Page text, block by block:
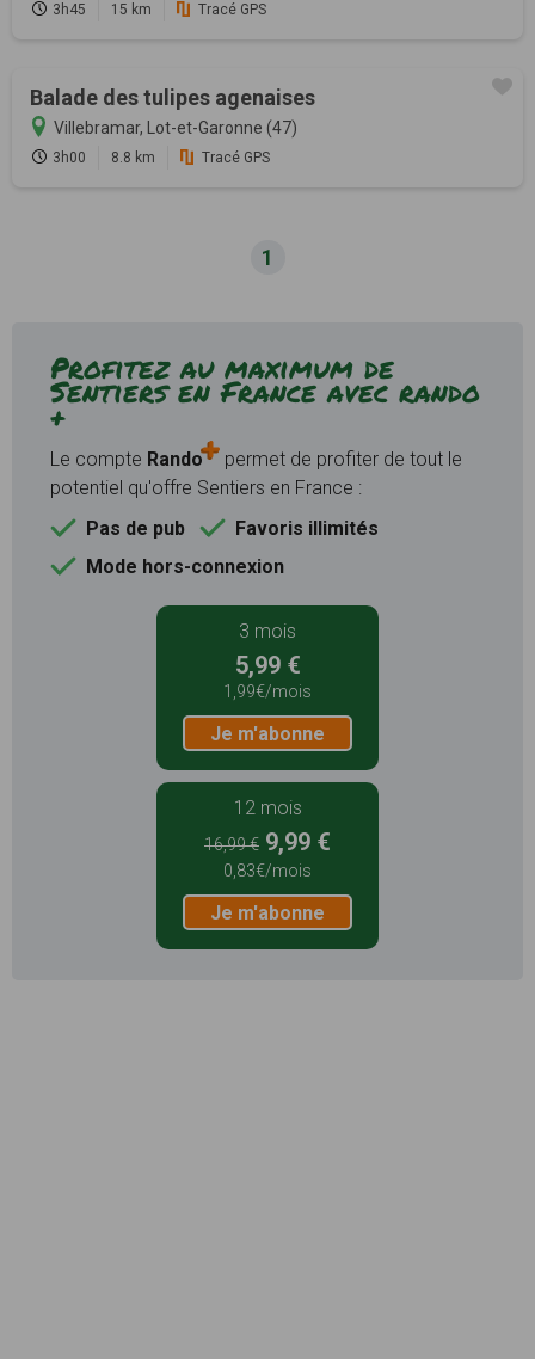
3h45 15 km Tracé GPS
Balade des tulipes agenaises
Villebramar, Lot-et-Garonne (47)
3h00 8.8 km Tracé GPS
1
Profitez au maximum de
Sentiers en France avec rando
+
Le compte Rando
permet de profiter de tout le
potentiel qu'offre Sentiers en France :
Pas de pub
Favoris illimités
Mode hors-connexion
3 mois
5,99 €
1,99€/mois
Je m'abonne
12 mois
16,99 € 9,99 €
0,83€/mois
Je m'abonne